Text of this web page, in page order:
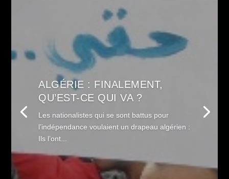
ALGÉRIE : FINALEMENT,
QU’EST-CE QUI VA ?
Les nationalistes qui se sont battus pour
l’indépendance voulaient un drapeau algérien :
Ils l’ont...